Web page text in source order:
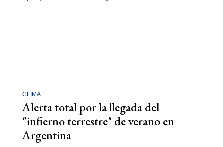
CLIMA
Alerta total por la llegada del
"infierno terrestre" de verano en
Argentina